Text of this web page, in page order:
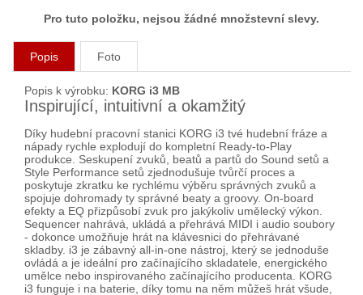
Pro tuto položku, nejsou žádné množstevní slevy.
Popis Foto
Popis k výrobku: KORG i3 MB
Inspirující, intuitivní a okamžitý
Díky hudební pracovní stanici KORG i3 tvé hudební fráze a
nápady rychle explodují do kompletní Ready-to-Play
produkce. Seskupení zvuků, beatů a partů do Sound setů a
Style Performance setů zjednodušuje tvůrčí proces a
poskytuje zkratku ke rychlému výběru správných zvuků a
spojuje dohromady ty správné beaty a groovy. On-board
efekty a EQ přizpůsobí zvuk pro jakýkoliv umělecký výkon.
Sequencer nahrává, ukládá a přehrává MIDI i audio soubory
- dokonce umožňuje hrát na klávesnici do přehrávané
skladby. i3 je zábavný all-in-one nástroj, který se jednoduše
ovládá a je ideální pro začínajícího skladatele, energického
umělce nebo inspirovaného začínajícího producenta. KORG
i3 funguje i na baterie, díky tomu na něm můžeš hrát všude,